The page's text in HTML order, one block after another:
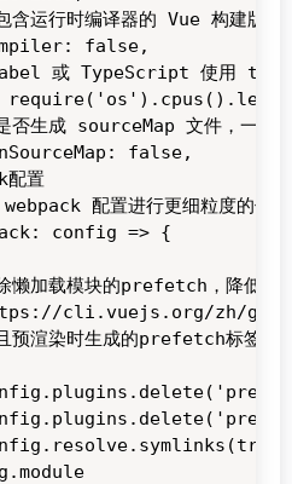
运行时编译器的 Vue 构建版本
false,
或 TypeScript 使用
否生成 sourceMap 文件，一般
false,
置
webpack 配置进行更细粒度
config => {
加载模块的prefetch，降低带
cli.vuejs.org/zh/
渲染时生成的prefetch标签是